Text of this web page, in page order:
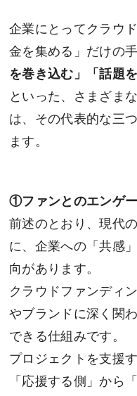
企業にとってクラウ
金を集める」だけの
を巻き込む」「話題
といった、さまざま
は、その代表的な三
ます。
①ファンとのエンゲ
前述のとおり、現代
に、企業への「共感
向があります。
クラウドファンディ
やブランドに深く関
できる仕組みです。
プロジェクトを支援
「応援する側」から